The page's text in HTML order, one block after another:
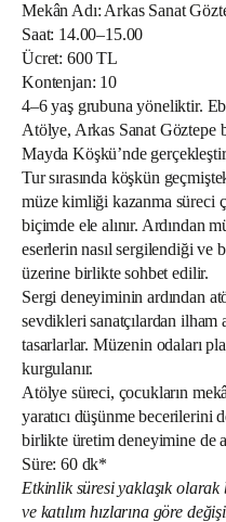
Mekân Adı: Arkas Sanat
Saat: 14.00–15.00
Ücret: 600 TL
Kontenjan: 10
4–6 yaş grubuna yöneliktir.
Atölye, Arkas Sanat Göztepe
Mayda Köşkü’nde
Tur sırasında köşkün
müze kimliği kazanma süreci
biçimde ele alınır. Ardından
eserlerin nasıl sergilendiği ve
üzerine birlikte sohbet edilir.
Sergi deneyiminin ardından
sevdikleri sanatçılardan
tasarlarlar. Müzenin odaları
kurgulanır.
Atölye süreci, çocukların
yaratıcı düşünme becerilerini
birlikte üretim deneyimine de
Süre: 60 dk*
Etkinlik süresi yaklaşık
ve katılım hızlarına göre